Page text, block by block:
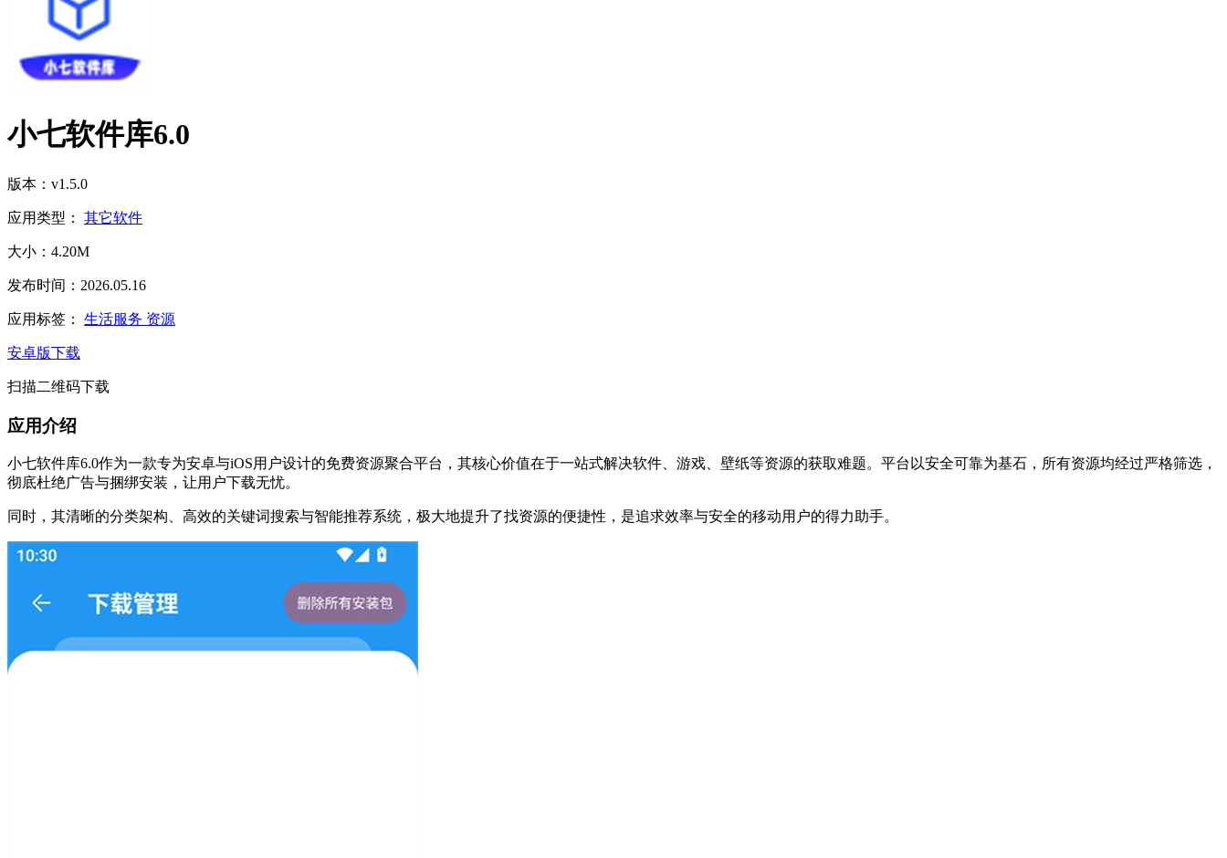
小七软件库6.0
版本：v1.5.0
应用类型： 其它软件
大小：4.20M
发布时间：2026.05.16
应用标签： 生活服务 资源
安卓版下载
扫描二维码下载
应用介绍
小七软件库6.0作为一款专为安卓与iOS用户设计的免费资源聚合平台，其核心价值在于一站式解决软件、游戏、壁纸等资源的获取难题。平台以安全可靠为基石，所有资源均经过严格筛选，
彻底杜绝广告与捆绑安装，让用户下载无忧。
同时，其清晰的分类架构、高效的关键词搜索与智能推荐系统，极大地提升了找资源的便捷性，是追求效率与安全的移动用户的得力助手。